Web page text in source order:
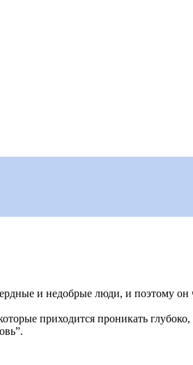
и недобрые люди, и поэтому
приходится проникать